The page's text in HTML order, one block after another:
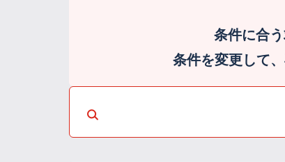
条件に合
条件を変更して